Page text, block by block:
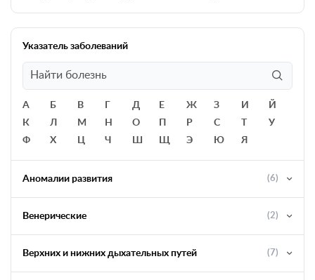
Указатель заболеваний
А Б В Д Е Ж З И
Й
К
Л М Н О Р С
У
Ф
Х Ц Ч Ш Щ Э Ю Я
Аномалии развития (6)
Венерические (2)
Верхних и нижних дыхательных путей (7)